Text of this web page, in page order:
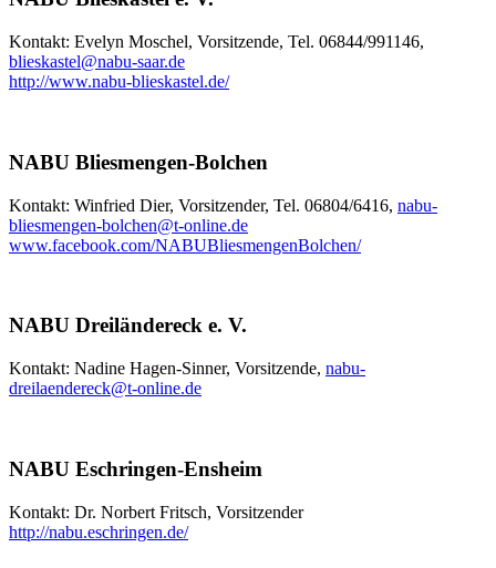
Kontakt: Evelyn Moschel, Vorsitzende, Tel. 06844/991146,
blieskastel@nabu-saar.de
http://www.nabu-blieskastel.de/
NABU Bliesmengen-Bolchen
Kontakt: Winfried Dier, Vorsitzender, Tel. 06804/6416, nabu-
bliesmengen-bolchen@t-online.de
www.facebook.com/NABUBliesmengenBolchen/
NABU Dreiländereck e. V.
Kontakt: Nadine Hagen-Sinner, Vorsitzende, nabu-
dreilaendereck@t-online.de
NABU Eschringen-Ensheim
Kontakt: Dr. Norbert Fritsch, Vorsitzender
http://nabu.eschringen.de/